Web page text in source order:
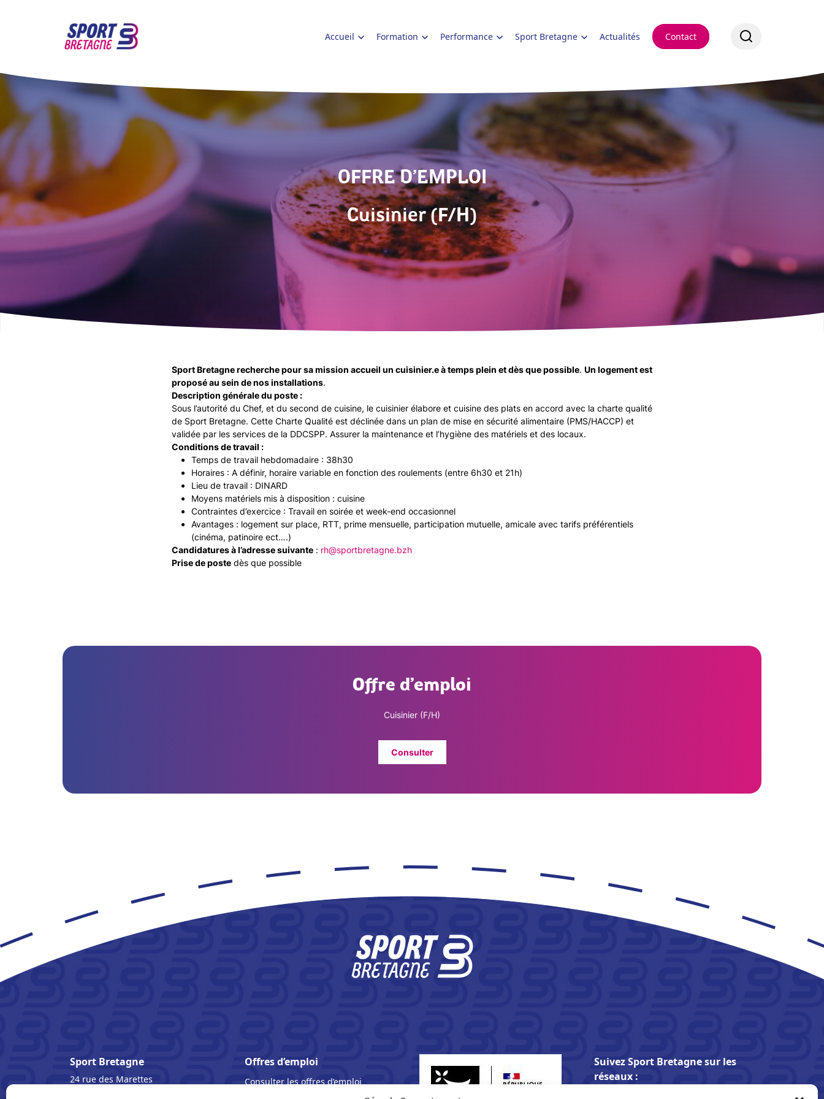
Accueil Formation Performance Sport Bretagne Actualités Contact
OFFRE D’EMPLOI
Cuisinier (F/H)
Sport Bretagne recherche pour sa mission accueil un cuisinier.e à temps plein et dès que possible. Un logement est
proposé au sein de nos installations.
Description générale du poste :
Sous l’autorité du Chef, et du second de cuisine, le cuisinier élabore et cuisine des plats en accord avec la charte qualité
de Sport Bretagne. Cette Charte Qualité est déclinée dans un plan de mise en sécurité alimentaire (PMS/HACCP) et
validée par les services de la DDCSPP. Assurer la maintenance et l’hygiène des matériels et des locaux.
Conditions de travail :
Temps de travail hebdomadaire : 38h30
Horaires : A définir, horaire variable en fonction des roulements (entre 6h30 et 21h)
Lieu de travail : DINARD
Moyens matériels mis à disposition : cuisine
Contraintes d’exercice : Travail en soirée et week-end occasionnel
Avantages : logement sur place, RTT, prime mensuelle, participation mutuelle, amicale avec tarifs préférentiels
(cinéma, patinoire ect….)
Candidatures à l’adresse suivante : rh@sportbretagne.bzh
Prise de poste dès que possible
Offre d’emploi
Cuisinier (F/H)
Consulter
Sport Bretagne
24 rue des Marettes
Offres d’emploi
Consulter les offres d’emploi
Suivez Sport Bretagne sur les
réseaux :